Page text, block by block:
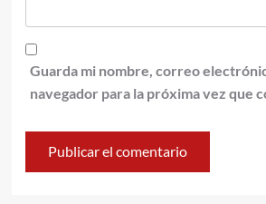
Guarda mi nombre, correo
navegador para la próxima vez que